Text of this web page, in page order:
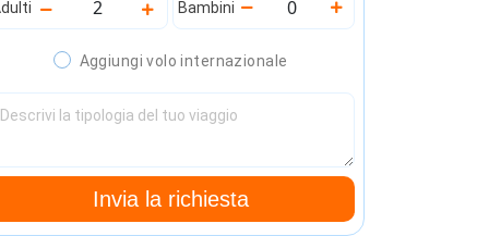
Bambini
Aggiungi volo internazionale
Invia la richiesta